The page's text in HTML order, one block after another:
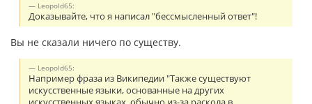
Leopold65:
Доказывайте, что я написал "бессмысленный ответ"!
Вы не сказали ничего по существу.
Leopold65:
Например фраза из Википедии "Также существуют
искусственные языки, основанные на других